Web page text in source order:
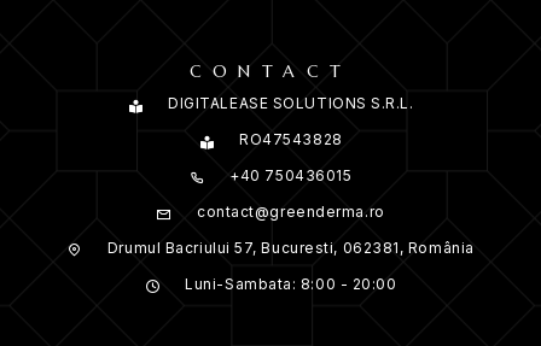
CONTACT
DIGITALEASE SOLUTIONS S.R.L.
RO47543828
+40 750436015
contact@greenderma.ro
Drumul Bacriului 57, Bucuresti, 062381, România
Luni-Sambata: 8:00 - 20:00